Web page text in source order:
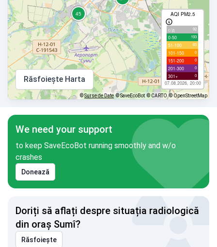
AQI PM2.5
с/д 92
0-50 193
51-100 65
101-150 0
151-200 0
201-300 0
301+ 0
07.08.2026, 20:00
Răsfoiește Harta
©Surse de Date © SaveEcoBot © CARTO © OpenStreetMap
We need your support
to keep SaveEcoBot running smoothly and w/o
crashes
Donează
Doriți să aflați despre situația radiologică
din oraș Sumî?
Răsfoiește